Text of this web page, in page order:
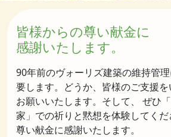
皆様からの尊い献金に
感謝いたします。
90年前のヴォーリズ建築の維持管
要します。どうか、皆様のご支援を
お願いいたします。そして、 ぜひ
家」での祈りと黙想を体験してく
尊い献金に感謝いたします。